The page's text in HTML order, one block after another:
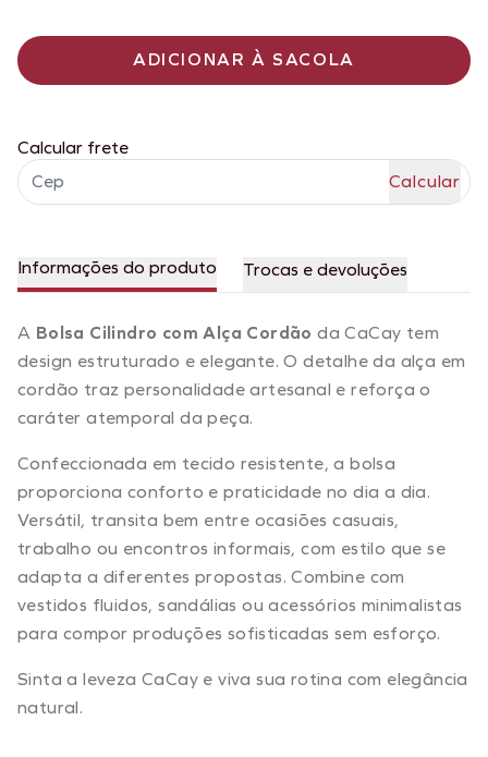
ADICIONAR À SACOLA
Calcular frete
Informações do produto Trocas e devoluções
A Bolsa Cilindro com Alça Cordão da CaCay tem
design estruturado e elegante. O detalhe da alça em
cordão traz personalidade artesanal e reforça o
caráter atemporal da peça.
Confeccionada em tecido resistente, a bolsa
proporciona conforto e praticidade no dia a dia.
Versátil, transita bem entre ocasiões casuais,
trabalho ou encontros informais, com estilo que se
adapta a diferentes propostas. Combine com
vestidos fluidos, sandálias ou acessórios minimalistas
para compor produções sofisticadas sem esforço.
Sinta a leveza CaCay e viva sua rotina com elegância
natural.